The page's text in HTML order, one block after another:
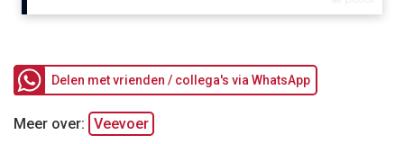
Delen met vrienden / collega's via WhatsApp
Meer over: Veevoer